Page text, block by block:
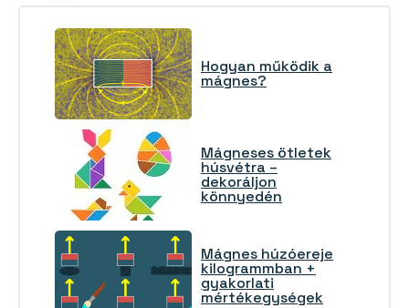
Hogyan működik a
mágnes?
Mágneses ötletek
húsvétra –
dekoráljon
könnyedén
Mágnes húzóereje
kilogrammban +
gyakorlati
mértékegységek